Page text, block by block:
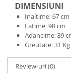
DIMENSIUNI
Inaltime: 67 cm
Latime: 98 cm
Adancime: 39
Greutate: 31 Kg
Review-uri(0)